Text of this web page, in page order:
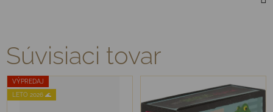
Súvisiaci tovar
VÝPREDAJ
LETO 2026 🌊